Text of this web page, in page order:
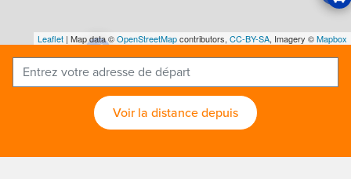
Leaflet | Map data ©OpenStreetMapcontributors, CC-BY-SA, Imagery ©Mapbox
Voir la distance depuis